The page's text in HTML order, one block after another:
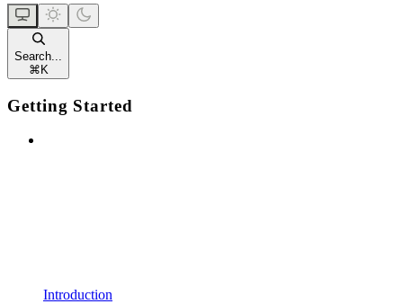
Search...
⌘ K
Getting Started
Introduction